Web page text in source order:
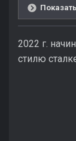
2022 г.
стилю